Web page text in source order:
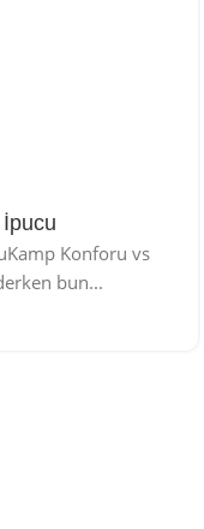
Konforu vs
bun...